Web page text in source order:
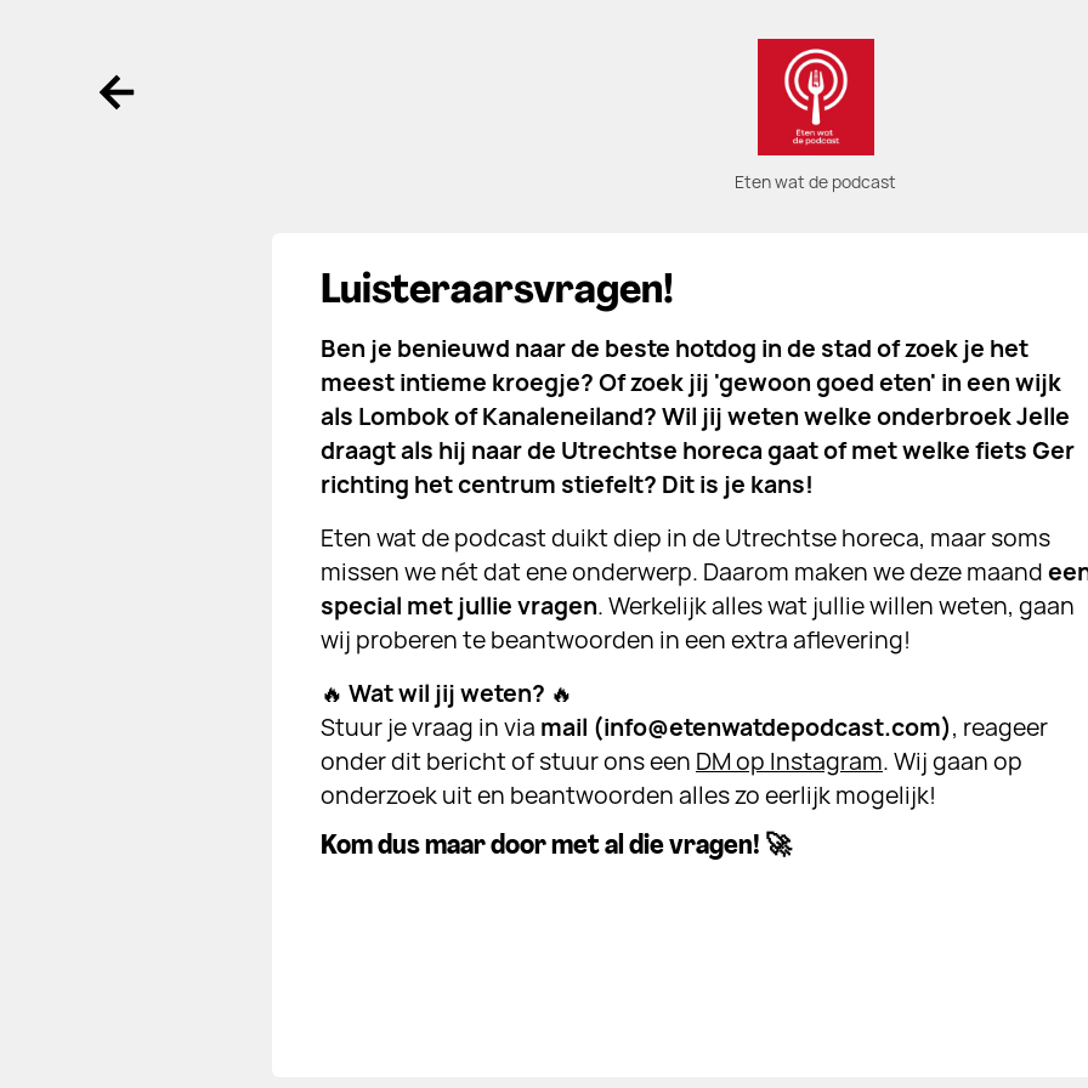
Ga terug
Eten wat de podcast
Luisteraarsvragen!
Ben je benieuwd naar de beste hotdog in de stad of zoek je het
meest intieme kroegje? Of zoek jij 'gewoon goed eten' in een wijk
als Lombok of Kanaleneiland? Wil jij weten welke onderbroek Jelle
draagt als hij naar de Utrechtse horeca gaat of met welke fiets Ger
richting het centrum stiefelt? Dit is je kans!
Eten wat de podcast duikt diep in de Utrechtse horeca, maar soms
missen we nét dat ene onderwerp. Daarom maken we deze maand
special met jullie vragen. Werkelijk alles wat jullie willen weten, gaan
wij proberen te beantwoorden in een extra aflevering!
🔥 Wat wil jij weten? 🔥
Stuur je vraag in via mail (info@etenwatdepodcast.com), reageer
onder dit bericht of stuur ons een DM op Instagram. Wij gaan op
onderzoek uit en beantwoorden alles zo eerlijk mogelijk!
Kom dus maar door met al die vragen! 🚀